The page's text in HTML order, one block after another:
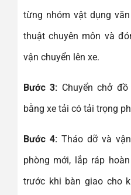
từng nhóm vật dụng
thuật chuyên môn và
vận chuyển lên xe.
Bước 3: Chuyển chở
bằng xe tải có tải trọng
Bước 4: Tháo dỡ và
phòng mới, lắp ráp
trước khi bàn giao cho